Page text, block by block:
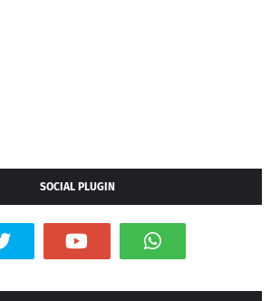
SOCIAL PLUGIN